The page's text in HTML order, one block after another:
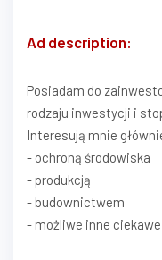
Ad description:
Posiadam do
rodzaju inwestycji i
Interesują mnie
- ochroną środowiska
- produkcją
- budownictwem
- możliwe inne